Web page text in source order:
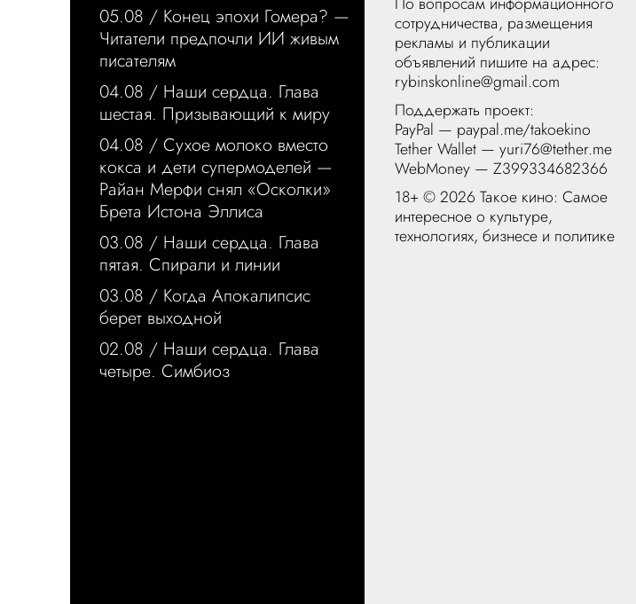
05.08 / Конец эпохи Гомера? —
Читатели предпочли ИИ живым
писателям
04.08 / Наши сердца. Глава
шестая. Призывающий к миру
04.08 / Сухое молоко вместо
кокса и дети супермоделей —
Райан Мерфи снял «Осколки»
Брета Истона Эллиса
03.08 / Наши сердца. Глава
пятая. Спирали и линии
03.08 / Когда Апокалипсис
берет выходной
02.08 / Наши сердца. Глава
четыре. Симбиоз
сотрудничества, размещения
рекламы и публикации
объявлений пишите на адрес:
rybinskonline@gmail.com
Поддержать проект:
PayPal — paypal.me/takoekino
Tether Wallet — yuri76@tether.me
WebMoney — Z399334682366
18+ ©2026 Такое кино: Самое
интересное о культуре,
технологиях, бизнесе и политике